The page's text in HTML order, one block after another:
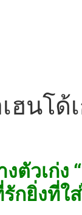
ฮนโ
วเก่ง
ยิ่งที่ใ